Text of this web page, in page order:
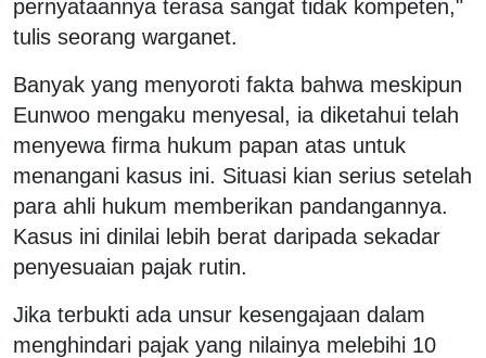
pernyataannya terasa sangat tidak kompeten,"
tulis seorang warganet.
Banyak yang menyoroti fakta bahwa meskipun
Eunwoo mengaku menyesal, ia diketahui telah
menyewa firma hukum papan atas untuk
menangani kasus ini. Situasi kian serius setelah
para ahli hukum memberikan pandangannya.
Kasus ini dinilai lebih berat daripada sekadar
penyesuaian pajak rutin.
Jika terbukti ada unsur kesengajaan dalam
menghindari pajak yang nilainya melebihi 10